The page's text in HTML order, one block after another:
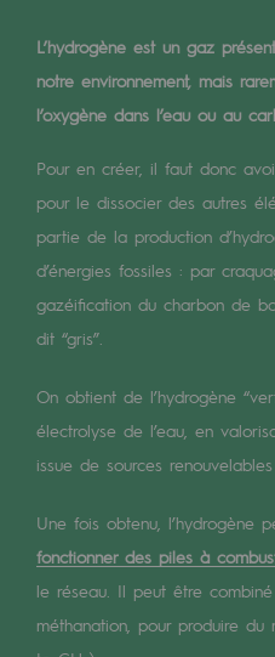
Une organisation
Une
Digitalisation
Transversalité
Notre culture et
Une
Notre
Gouvernance
Indicateurs
Publications
Où nous trouver
L’hydrogène est un gaz
notre environnement, mais
l’oxygène dans l’eau ou au
Pour en créer, il faut donc
pour le dissocier des autres
partie de la production
d’énergies fossiles : par
gazéification du charbon de
dit “gris”.
On obtient de l’hydrogène
électrolyse de l’eau, en
issue de sources
Une fois obtenu, l’hydrogène
fonctionner des piles à
le réseau. Il peut être
méthanation, pour produire du